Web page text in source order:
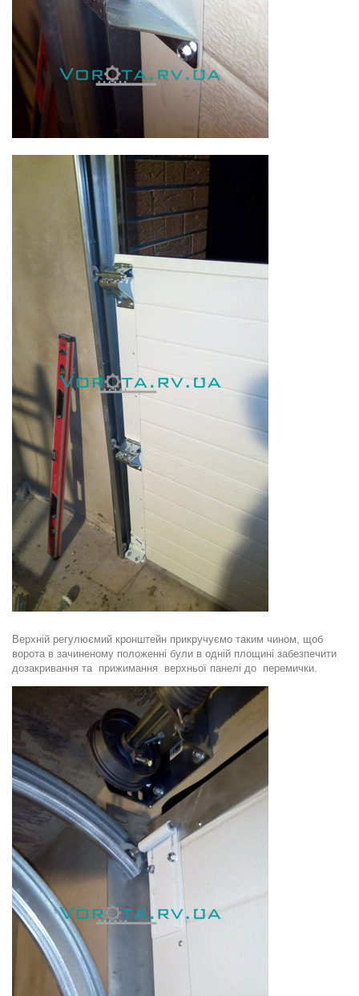
Верхній регулюємий кронштейн прикручуємо таким чином, щоб
ворота в зачиненому положенні були в одній площині забезпечити
дозакривання та прижимання верхньої панелі до перемички.